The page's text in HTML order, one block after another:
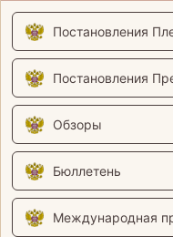
Постановления
Постановления
Обзоры
Бюллетень
Международная